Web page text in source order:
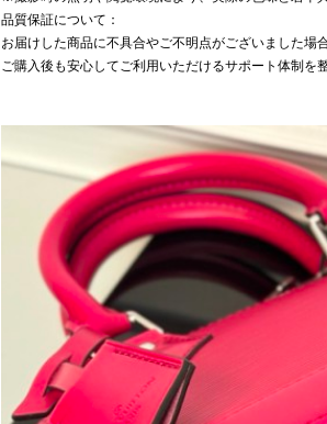
品質保証について：
お届けした商品に不具合やご不明点がございました場
ご購入後も安心してご利用いただけるサポート体制を